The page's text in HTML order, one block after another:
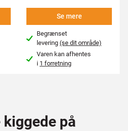
Se mere
Begrænset
levering(se dit område)
Varen kan afhentes
i 1 forretning
kiggede på